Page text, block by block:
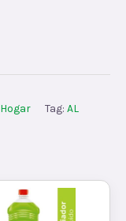
Tag: AL